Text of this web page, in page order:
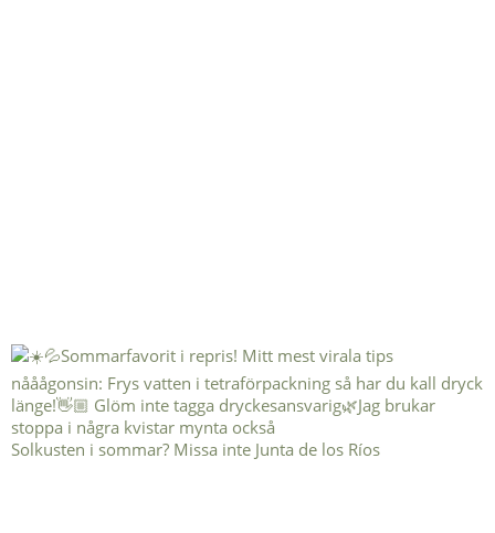
Solkusten i sommar? Missa inte Junta de los Ríos